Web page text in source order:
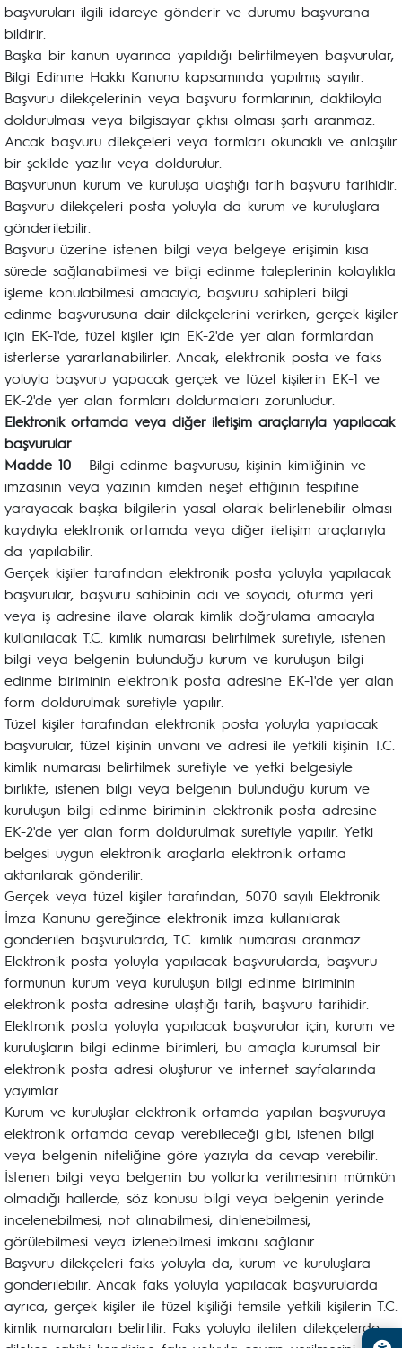
başvuruları ilgili idareye gönderir ve durumu başvurana
bildirir.
Başka bir kanun uyarınca yapıldığı belirtilmeyen başvurular,
Bilgi Edinme Hakkı Kanunu kapsamında yapılmış sayılır.
Başvuru dilekçelerinin veya başvuru formlarının, daktiloyla
doldurulması veya bilgisayar çıktısı olması şartı aranmaz.
Ancak başvuru dilekçeleri veya formları okunaklı ve anlaşılır
bir şekilde yazılır veya doldurulur.
Başvurunun kurum ve kuruluşa ulaştığı tarih başvuru tarihidir.
Başvuru dilekçeleri posta yoluyla da kurum ve kuruluşlara
gönderilebilir.
Başvuru üzerine istenen bilgi veya belgeye erişimin kısa
sürede sağlanabilmesi ve bilgi edinme taleplerinin kolaylıkla
işleme konulabilmesi amacıyla, başvuru sahipleri bilgi
edinme başvurusuna dair dilekçelerini verirken, gerçek kişiler
için EK-1'de, tüzel kişiler için EK-2'de yer alan formlardan
isterlerse yararlanabilirler. Ancak, elektronik posta ve faks
yoluyla başvuru yapacak gerçek ve tüzel kişilerin EK-1 ve
EK-2'de yer alan formları doldurmaları zorunludur.
Elektronik ortamda veya diğer iletişim araçlarıyla yapılacak
başvurular
Madde 10 - Bilgi edinme başvurusu, kişinin kimliğinin ve
imzasının veya yazının kimden neşet ettiğinin tespitine
yarayacak başka bilgilerin yasal olarak belirlenebilir olması
kaydıyla elektronik ortamda veya diğer iletişim araçlarıyla
da yapılabilir.
Gerçek kişiler tarafından elektronik posta yoluyla yapılacak
başvurular, başvuru sahibinin adı ve soyadı, oturma yeri
veya iş adresine ilave olarak kimlik doğrulama amacıyla
kullanılacak T.C. kimlik numarası belirtilmek suretiyle, istenen
bilgi veya belgenin bulunduğu kurum ve kuruluşun bilgi
edinme biriminin elektronik posta adresine EK-1'de yer alan
form doldurulmak suretiyle yapılır.
Tüzel kişiler tarafından elektronik posta yoluyla yapılacak
başvurular, tüzel kişinin unvanı ve adresi ile yetkili kişinin T.C.
kimlik numarası belirtilmek suretiyle ve yetki belgesiyle
birlikte, istenen bilgi veya belgenin bulunduğu kurum ve
kuruluşun bilgi edinme biriminin elektronik posta adresine
EK-2'de yer alan form doldurulmak suretiyle yapılır. Yetki
belgesi uygun elektronik araçlarla elektronik ortama
aktarılarak gönderilir.
Gerçek veya tüzel kişiler tarafından, 5070 sayılı Elektronik
İmza Kanunu gereğince elektronik imza kullanılarak
gönderilen başvurularda, T.C. kimlik numarası aranmaz.
Elektronik posta yoluyla yapılacak başvurularda, başvuru
formunun kurum veya kuruluşun bilgi edinme biriminin
elektronik posta adresine ulaştığı tarih, başvuru tarihidir.
Elektronik posta yoluyla yapılacak başvurular için, kurum ve
kuruluşların bilgi edinme birimleri, bu amaçla kurumsal bir
elektronik posta adresi oluşturur ve internet sayfalarında
yayımlar.
Kurum ve kuruluşlar elektronik ortamda yapılan başvuruya
elektronik ortamda cevap verebileceği gibi, istenen bilgi
veya belgenin niteliğine göre yazıyla da cevap verebilir.
İstenen bilgi veya belgenin bu yollarla verilmesinin mümkün
olmadığı hallerde, söz konusu bilgi veya belgenin yerinde
incelenebilmesi, not alınabilmesi, dinlenebilmesi,
görülebilmesi veya izlenebilmesi imkanı sağlanır.
Başvuru dilekçeleri faks yoluyla da, kurum ve kuruluşlara
gönderilebilir. Ancak faks yoluyla yapılacak başvurularda
ayrıca, gerçek kişiler ile tüzel kişiliği temsile yetkili kişilerin T.C.
kimlik numaraları belirtilir. Faks yoluyla iletilen dilekçelerde,